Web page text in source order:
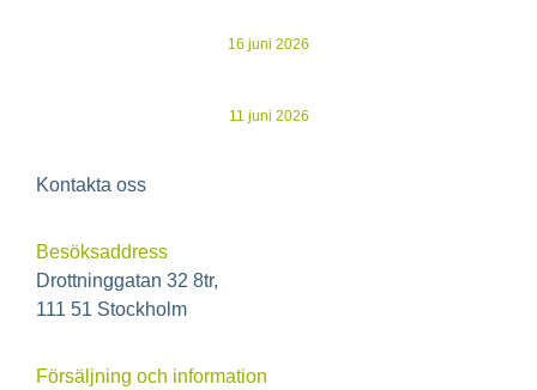
16 juni 2026
11 juni 2026
Kontakta oss
Besöksaddress
Drottninggatan 32 8tr,
111 51 Stockholm
Försäljning och information